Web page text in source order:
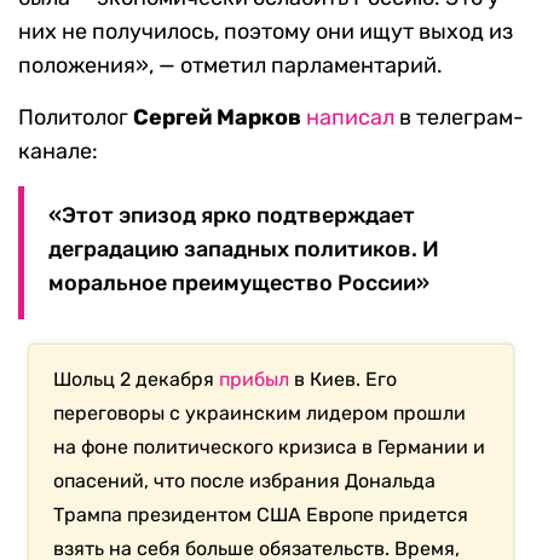
них не получилось, поэтому они ищут выход из
положения», — отметил парламентарий.
ПолитологСергей Марков написал в телеграм-
канале:
«Этот эпизод ярко подтверждает
деградацию западных политиков. И
моральное преимущество России»
Шольц 2 декабря прибыл в Киев. Его
переговоры с украинским лидером прошли
на фоне политического кризиса в Германии и
опасений, что после избрания Дональда
Трампа президентом США Европе придется
взять на себя больше обязательств. Время,